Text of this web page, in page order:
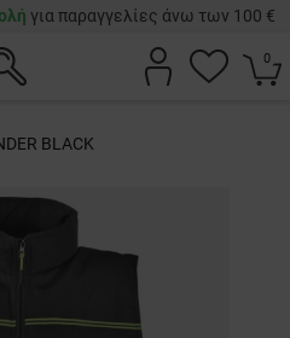
για παραγγελίες άνω των 100 €
0
BLACK